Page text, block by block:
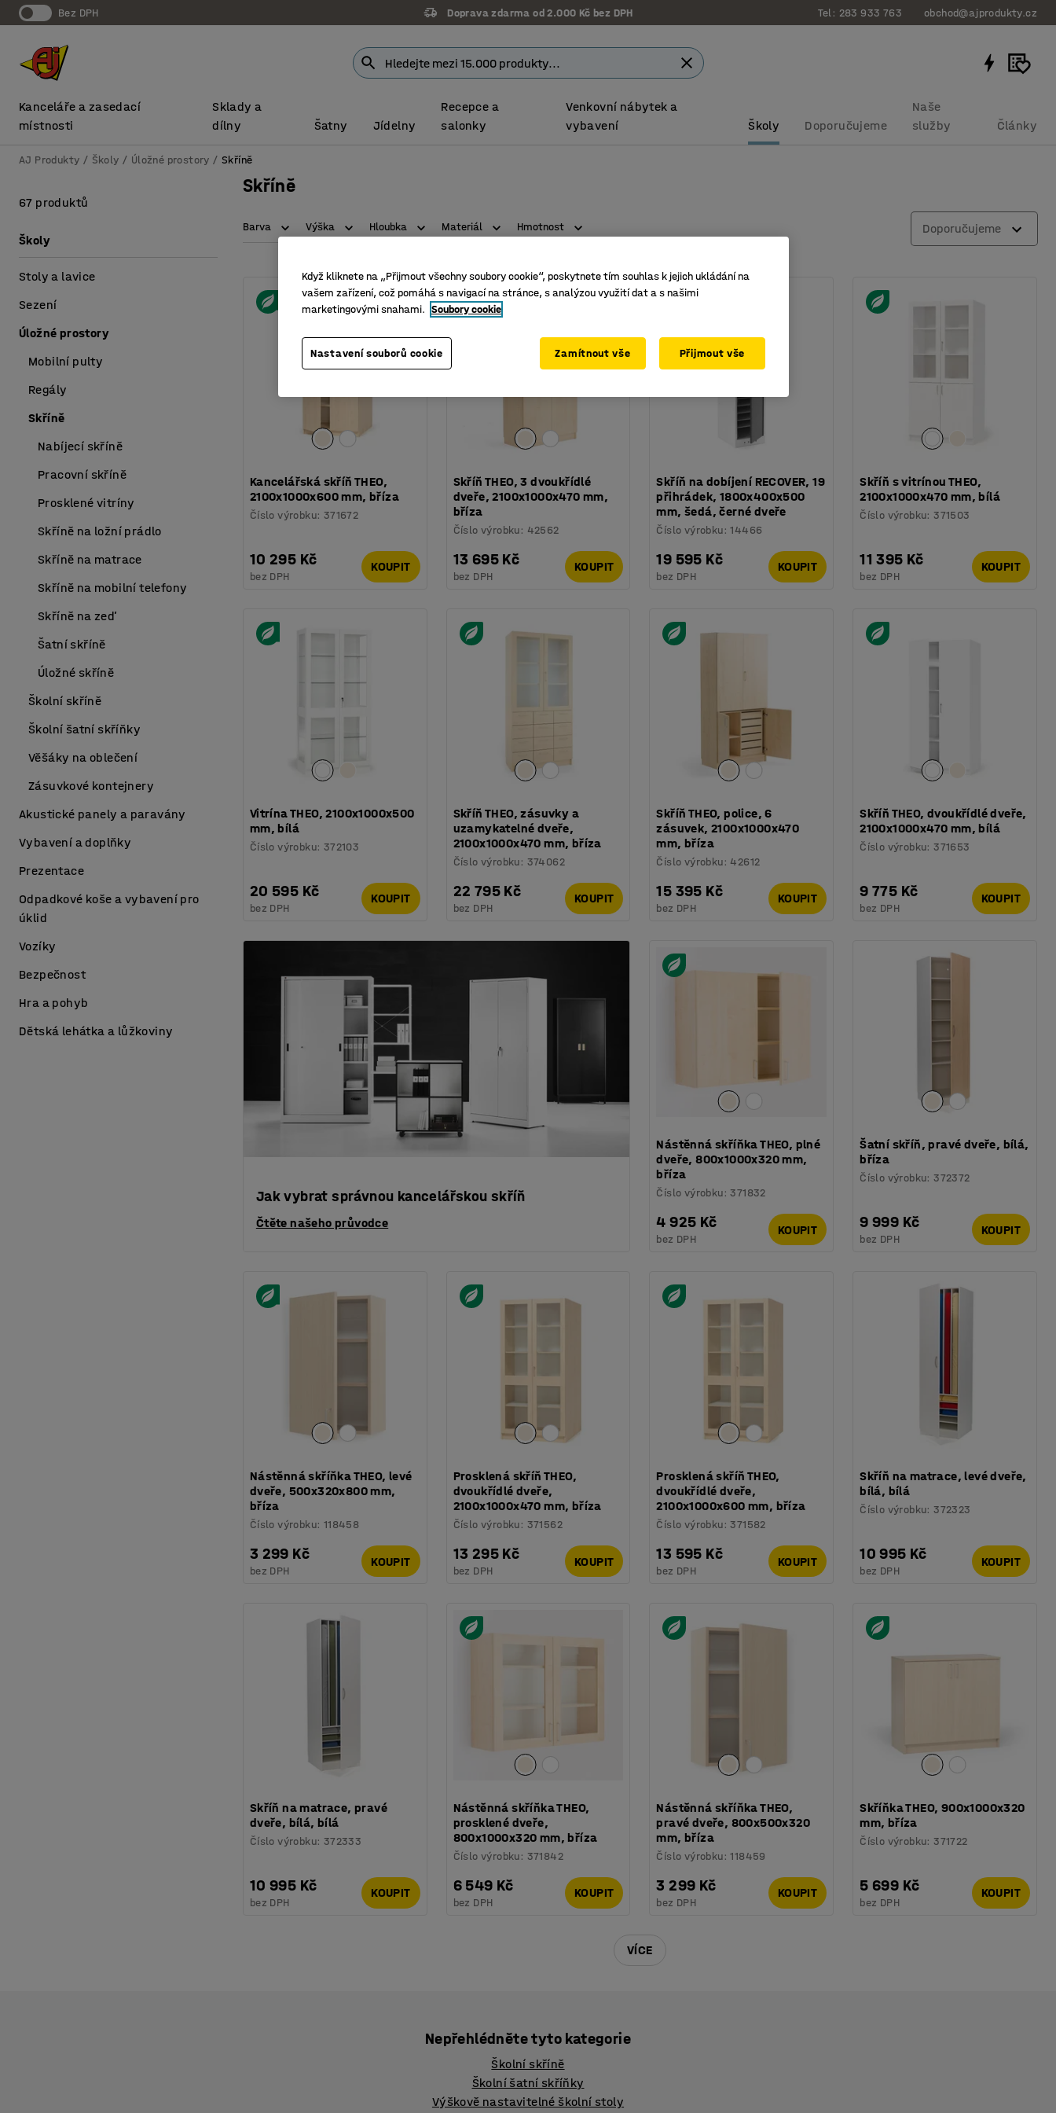
bez DPH Doprava zdarma od 2.000 Kč bez DPH Tel: 283 933 763 obchod@ajprodukty.cz
Kanceláře a zasedací
místnosti
Sklady a
dílny
Šatny Jídelny
Recepce a
salonky
Venkovní nábytek a
vybavení
Školy Doporučujeme
Naše
služby
Články
AJ Produkty Školy Úložné prostory Skříně
Skříně
Barva Výška Hloubka Materiál Hmotnost Doporučujeme
Kancelářská skříň THEO,
2100x1000x600 mm, bříza
Číslo výrobku: 371672
10 295 Kč
bez DPH
KOUPIT
Skříň THEO, 3 dvoukřídlé
dveře, 2100x1000x470 mm,
bříza
Číslo výrobku: 42562
13 695 Kč
bez DPH
KOUPIT
Skříň na dobíjení RECOVER, 19
přihrádek, 1800x400x500
mm, šedá, černé dveře
Číslo výrobku:14466
19 595 Kč
bez DPH
KOUPIT
Skříň s vitrínou THEO,
2100x1000x470 mm, bílá
Číslo výrobku:371503
11 395 Kč
bez DPH
KOUPIT
Vitrína THEO, 2100x1000x500
mm, bílá
Číslo výrobku: 372103
20 595 Kč
bez DPH
KOUPIT
Skříň THEO, zásuvky a
uzamykatelné dveře,
2100x1000x470 mm, bříza
Číslo výrobku: 374062
22 795 Kč
bez DPH
KOUPIT
Skříň THEO, police, 6
zásuvek, 2100x1000x470
mm, bříza
Číslo výrobku: 42612
15 395 Kč
bez DPH
KOUPIT
Skříň THEO, dvoukřídlé dveře,
2100x1000x470 mm, bílá
Číslo výrobku:371653
9 775 Kč
bez DPH
KOUPIT
Jak vybrat správnou kancelářskou skříň
Čtěte našeho průvodce
Nástěnná skříňka THEO, plné
dveře, 800x1000x320 mm,
bříza
Číslo výrobku:371832
4 925 Kč
bez DPH
KOUPIT
Šatní skříň, pravé dveře, bílá,
bříza
Číslo výrobku:372372
9 999 Kč
bez DPH
KOUPIT
Nástěnná skříňka THEO, levé
dveře, 500x320x800 mm,
bříza
Číslo výrobku: 118458
3 299 Kč
bez DPH
KOUPIT
Prosklená skříň THEO,
dvoukřídlé dveře,
2100x1000x470 mm, bříza
Číslo výrobku: 371562
13 295 Kč
bez DPH
KOUPIT
Prosklená skříň THEO,
dvoukřídlé dveře,
2100x1000x600 mm, bříza
Číslo výrobku:371582
13 595 Kč
bez DPH
KOUPIT
Skříň na matrace, levé dveře,
bílá, bílá
Číslo výrobku:372323
10 995 Kč
bez DPH
KOUPIT
Skříň na matrace, pravé
dveře, bílá, bílá
Číslo výrobku: 372333
10 995 Kč
bez DPH
KOUPIT
Nástěnná skříňka THEO,
prosklené dveře,
800x1000x320 mm, bříza
Číslo výrobku: 371842
6 549 Kč
bez DPH
KOUPIT
Nástěnná skříňka THEO,
pravé dveře, 800x500x320
mm, bříza
Číslo výrobku:118459
3 299 Kč
bez DPH
KOUPIT
Skříňka THEO, 900x1000x320
mm, bříza
Číslo výrobku:371722
5 699 Kč
bez DPH
KOUPIT
VÍCE
67 produktů
Školy
Stoly a lavice
Sezení
Úložné prostory
Mobilní pulty
Regály
Skříně
Nabíjecí skříně
Pracovní skříně
Prosklené vitríny
Skříně na ložní prádlo
Skříně na matrace
Skříně na mobilní telefony
Skříně na zeď
Šatní skříně
Úložné skříně
Školní skříně
Školní šatní skříňky
Věšáky na oblečení
Zásuvkové kontejnery
Akustické panely a paravány
Vybavení a doplňky
Prezentace
Odpadkové koše a vybavení pro
úklid
Vozíky
Bezpečnost
Hra a pohyb
Dětská lehátka a lůžkoviny
Nepřehlédněte tyto kategorie
Školní skříně
Školní šatní skříňky
Výškově nastavitelné školní stoly
Když kliknete na „Přijmout všechny soubory cookie“, poskytnete tím souhlas k jejich ukládání na
vašem zařízení, což pomáhá s navigací na stránce, s analýzou využití dat a s našimi
marketingovými snahami. Soubory cookie
Nastavení souborů cookie Zamítnout vše Přijmout vše